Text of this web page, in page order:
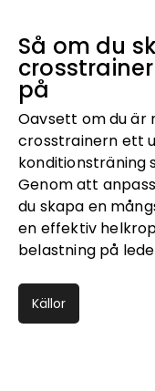
Så om du
på
Oavsett om du är
crosstrainern ett
konditionsträning
Genom att
du skapa en
en effektiv
belastning på
Källor